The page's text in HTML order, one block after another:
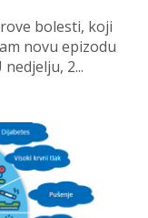
bolesti, koji
novu epizodu
2...